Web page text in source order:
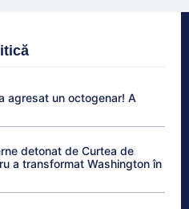
agresat un octogenar! A
detonat de Curtea de
a transformat Washington în